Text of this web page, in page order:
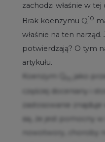
zachodzi właśnie w
Brak koenzymu Q10
właśnie na ten narząd.
potwierdzają? O tym
artykułu.